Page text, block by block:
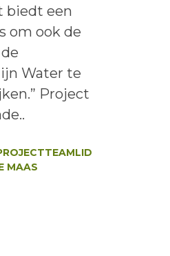
biedt een
om ook de
Water te
Project
MAAS